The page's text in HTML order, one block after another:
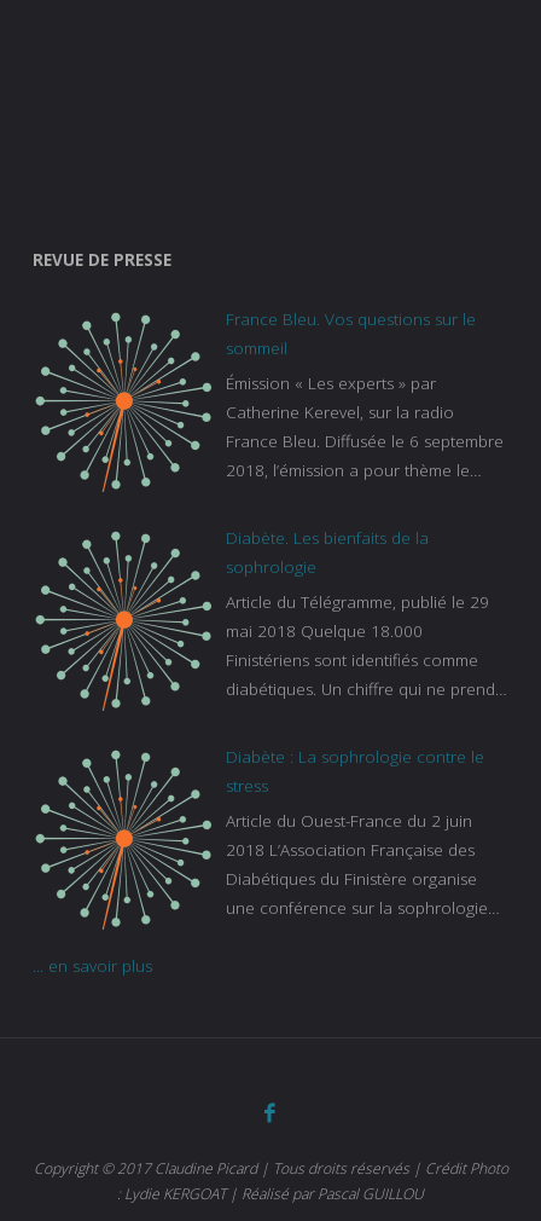
REVUE DE PRESSE
France Bleu. Vos questions sur le
sommeil
Émission « Les experts » par
Catherine Kerevel, sur la radio
France Bleu. Diffusée le 6 septembre
2018, l’émission a pour thème le
bleu :
https://www.francebleu.fr/emissions/l
sur-le-sommeil
Diabète. Les bienfaits de la
sophrologie
Article du Télégramme, publié le 29
mai 2018 Quelque 18.000
Finistériens sont identifiés comme
diabétiques. Un chiffre qui ne prend
s’ignorent. « C’est une pathologie qui
continue à augmenter, souligne
de la Caisse primaire d’assurance-
maladie. C’est aussi une pathologie
qui peut être handicapante et coûte
cher quand on sait que 37 % des
d’autant que le diabète
Diabète : La sophrologie contre le
stress
Article du Ouest-France du 2 juin
2018 L’Association Française des
Diabétiques du Finistère organise
une conférence sur la sophrologie
... en savoir plus
Copyright © 2017 Claudine Picard | Tous droits réservés | Crédit Photo
: Lydie KERGOAT | Réalisé par Pascal GUILLOU